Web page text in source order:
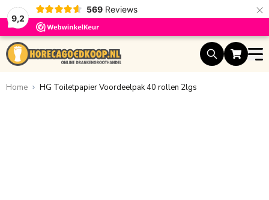
9,2
569 Reviews ×
Ga naar de inhoud
Home HG Toiletpapier Voordeelpak 40 rollen 2lgs